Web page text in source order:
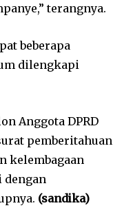
terangnya.
beberapa
dilengkapi
Anggota DPRD
pemberitahuan
kelembagaan
dengan
(sandika)